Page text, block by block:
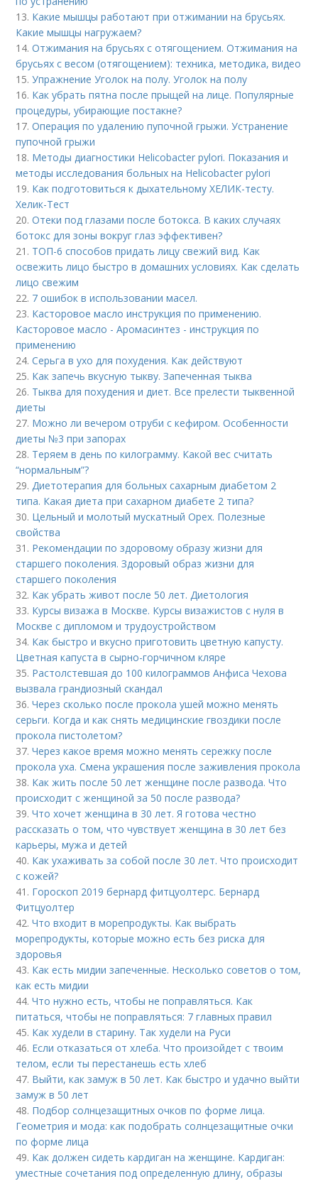
13. Какие мышцы работают при отжимании на брусьях.
Какие мышцы нагружаем?
14.Отжимания на брусьях с отягощением. Отжимания на
брусьях с весом (отягощением): техника, методика, видео
15.Упражнение Уголок на полу. Уголок на полу
16. Как убрать пятна после прыщей на лице. Популярные
процедуры, убирающие постакне?
17.Операция по удалению пупочной грыжи. Устранение
пупочной грыжи
18. Методы диагностики Helicobacter pylori. Показания и
методы исследования больных на Helicobacter pylori
19. Как подготовиться к дыхательному ХЕЛИК-тесту.
Хелик-Тест
20.Отеки под глазами после ботокса. В каких случаях
ботокс для зоны вокруг глаз эффективен?
21. ТОП-6 способов придать лицу свежий вид. Как
освежить лицо быстро в домашних условиях. Как сделать
лицо свежим
22. 7 ошибок в использовании масел.
23. Касторовое масло инструкция по применению.
Касторовое масло - Аромасинтез - инструкция по
применению
24.Серьга в ухо для похудения. Как действуют
25. Как запечь вкусную тыкву. Запеченная тыква
26. Тыква для похудения и диет. Все прелести тыквенной
диеты
27. Можно ли вечером отруби с кефиром. Особенности
диеты №3 при запорах
28. Теряем в день по килограмму. Какой вес считать
“нормальным”?
29.Диетотерапия для больных сахарным диабетом 2
типа. Какая диета при сахарном диабете 2 типа?
30. Цельный и молотый мускатный Орех. Полезные
свойства
31. Рекомендации по здоровому образу жизни для
старшего поколения. Здоровый образ жизни для
старшего поколения
32. Как убрать живот после 50 лет. Диетология
33. Курсы визажа в Москве. Курсы визажистов с нуля в
Москве с дипломом и трудоустройством
34. Как быстро и вкусно приготовить цветную капусту.
Цветная капуста в сырно-горчичном кляре
35. Растолстевшая до 100 килограммов Анфиса Чехова
вызвала грандиозный скандал
36.Через сколько после прокола ушей можно менять
серьги. Когда и как снять медицинские гвоздики после
прокола пистолетом?
37.Через какое время можно менять сережку после
прокола уха. Смена украшения после заживления прокола
38. Как жить после 50 лет женщине после развода. Что
происходит с женщиной за 50 после развода?
39.Что хочет женщина в 30 лет. Я готова честно
рассказать о том, что чувствует женщина в 30 лет без
карьеры, мужа и детей
40. Как ухаживать за собой после 30 лет. Что происходит
с кожей?
41. Гороскоп 2019 бернард фитцуолтерс. Бернард
Фитцуолтер
42.Что входит в морепродукты. Как выбрать
морепродукты, которые можно есть без риска для
здоровья
43. Как есть мидии запеченные. Несколько советов о том,
как есть мидии
44.Что нужно есть, чтобы не поправляться. Как
питаться, чтобы не поправляться: 7 главных правил
45. Как худели в старину. Так худели на Руси
46. Если отказаться от хлеба. Что произойдет с твоим
телом, если ты перестанешь есть хлеб
47. Выйти, как замуж в 50 лет. Как быстро и удачно выйти
замуж в 50 лет
48. Подбор солнцезащитных очков по форме лица.
Геометрия и мода: как подобрать солнцезащитные очки
по форме лица
49. Как должен сидеть кардиган на женщине. Кардиган:
уместные сочетания под определенную длину, образы